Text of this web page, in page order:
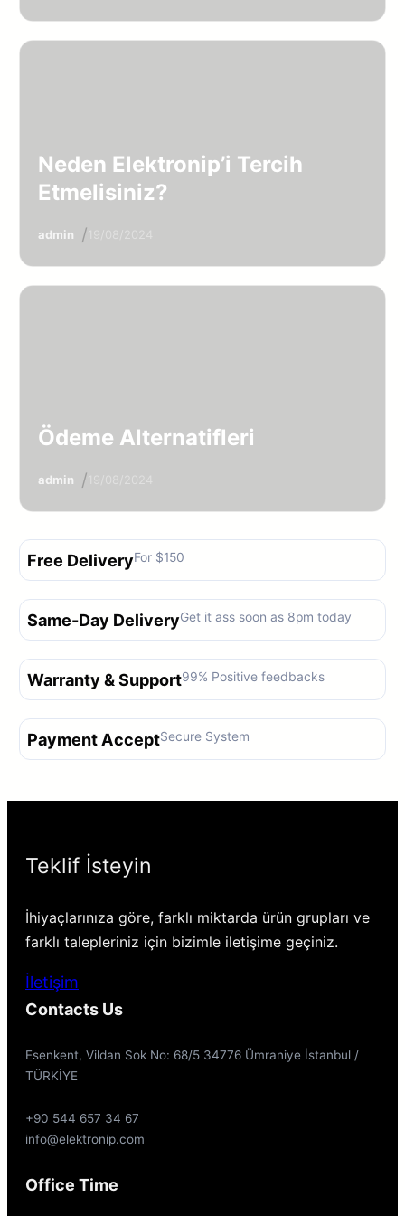
Neden Elektronip’i Tercih
Etmelisiniz?
admin /
Ödeme Alternatifleri
admin /
Free DeliveryFor $150
Same-Day DeliveryGet it ass soon as 8pm today
Warranty & Support99% Positive feedbacks
Payment AcceptSecure System
Teklif İsteyin
İhiyaçlarınıza göre, farklı miktarda ürün grupları ve
farklı talepleriniz için bizimle iletişime geçiniz.
İletişim
Contacts Us
Esenkent, Vildan Sok No: 68/5 34776 Ümraniye İstanbul /
TÜRKİYE
+90 544 657 34 67
info@elektronip.com
Office Time